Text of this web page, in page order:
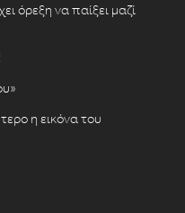
όρεξη να παίξει μαζί
η εικόνα του